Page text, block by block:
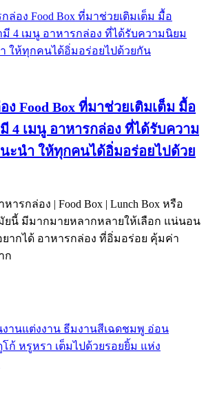
ง Food Box ที่มาช่วยเติมเต็ม มื้อ
4 เมนู อาหารกล่อง ที่ได้รับความ
ะนำ ให้ทุกคนได้อิ่มอร่อยไปด้วย
ารกล่อง | Food Box | Lunch Box หรือ
มัยนี้ มีมากมายหลากหลายให้เลือก แน่นอน
ากได้ อาหารกล่อง ที่อิ่มอร่อย คุ้มค่า
ก